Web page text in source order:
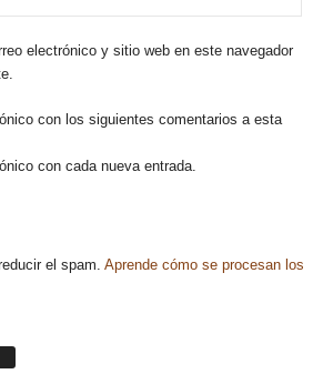
electrónico y sitio web en este navegador
con los siguientes comentarios a esta
con cada nueva entrada.
el spam. Aprende cómo se procesan los